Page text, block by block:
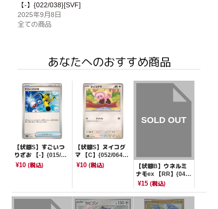
【-】{022/038}[SVF]
2025年9月8日
全ての商品
あなたへのおすすめ商品
【状態S】すごいつ
りざお 【-】{015/04
4}[SVK]
¥10 (税込)
【状態S】ヌイコグ
マ 【C】{052/064}
[SV6a]
¥10(税込)
【状態B】ウネルミ
ナモex 【RR】{049/
187}[SV8a]
¥15 (税込)